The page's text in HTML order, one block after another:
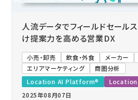
人流データでフィールドセール
け提案力を高める営業DX
小売・卸売 飲食・外食 メーカー
エリアマーケティング
商圏分析
Location AI Platform®
2025年08月07日